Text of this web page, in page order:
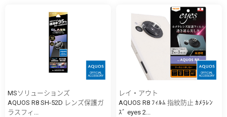
MSソリューションズ
AQUOS R8 SH-52D レンズ保護ガ
ラスフィ...
レイ・アウト
AQUOS R8 ﾌｨﾙﾑ 指紋防止 ｶﾒﾗﾚﾝ
ｽﾞ eyes 2...